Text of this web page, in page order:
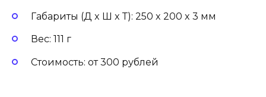
Габариты (Д x Ш x Т): 250 x 200 x 3 мм
Вес: 111 г
Стоимость: от 300 рублей